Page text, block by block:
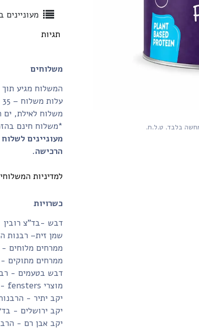
בלבד. ט.ל.ח.
תגיות
משלוחים
המשלוח מגיע תוך 5–7 ימי עסקים.
עלות משלוח – 35 ₪.
משלוח לאילת, ים
*משלוח חינם בהזמנה מעל 350₪ ומעלה
מעוניינים
הרכישה.
למדיניות
כשרויות
דבש -בד”צ רובין
שמן זית– רבנות
ממרחים מלוחים
ממרחים מתוקים
דבש בטעמים -
מוצרי fensters - בד״צ בית יוסף
יקב יתיר -
יקב ירושלים -
יקב אבן רם -